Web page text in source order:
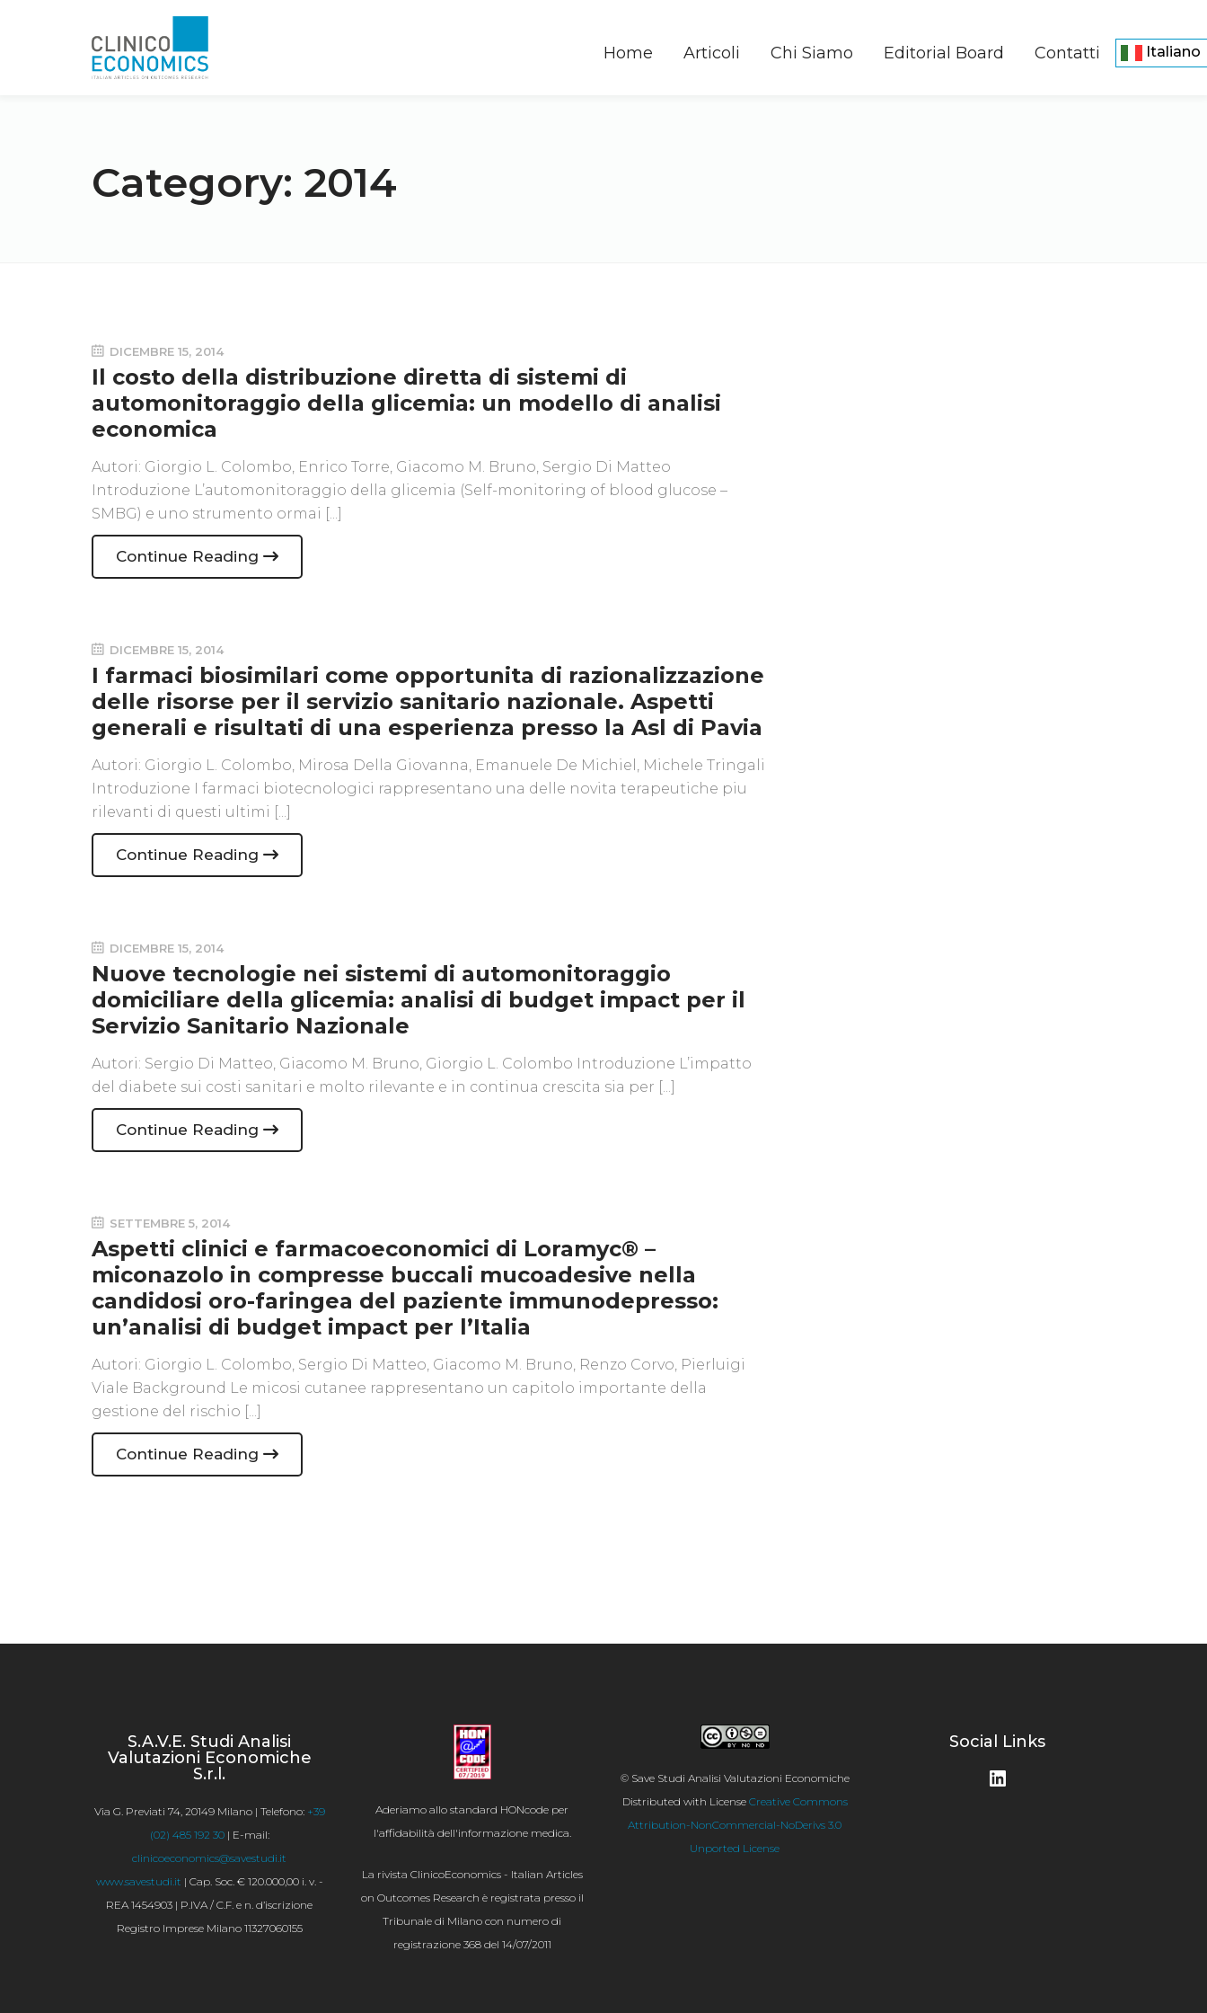
Home Articoli Chi Siamo Editorial Board Contatti Italiano
Category: 2014
DICEMBRE 15, 2014
Il costo della distribuzione diretta di sistemi di
automonitoraggio della glicemia: un modello di analisi
economica
Autori: Giorgio L. Colombo, Enrico Torre, Giacomo M. Bruno, Sergio Di Matteo
Introduzione L’automonitoraggio della glicemia (Self-monitoring of blood glucose –
SMBG) e uno strumento ormai [...]
Continue Reading
DICEMBRE 15, 2014
I farmaci biosimilari come opportunita di razionalizzazione
delle risorse per il servizio sanitario nazionale. Aspetti
generali e risultati di una esperienza presso la Asl di Pavia
Autori: Giorgio L. Colombo, Mirosa Della Giovanna, Emanuele De Michiel, Michele Tringali
Introduzione I farmaci biotecnologici rappresentano una delle novita terapeutiche piu
rilevanti di questi ultimi [...]
Continue Reading
DICEMBRE 15, 2014
Nuove tecnologie nei sistemi di automonitoraggio
domiciliare della glicemia: analisi di budget impact per il
Servizio Sanitario Nazionale
Autori: Sergio Di Matteo, Giacomo M. Bruno, Giorgio L. Colombo Introduzione L’impatto
del diabete sui costi sanitari e molto rilevante e in continua crescita sia per [...]
Continue Reading
SETTEMBRE 5, 2014
Aspetti clinici e farmacoeconomici di Loramyc® –
miconazolo in compresse buccali mucoadesive nella
candidosi oro-faringea del paziente immunodepresso:
un’analisi di budget impact per l’Italia
Autori: Giorgio L. Colombo, Sergio Di Matteo, Giacomo M. Bruno, Renzo Corvo, Pierluigi
Viale Background Le micosi cutanee rappresentano un capitolo importante della
gestione del rischio [...]
Continue Reading
S.A.V.E. Studi Analisi
Valutazioni Economiche
S.r.l.
Via G. Previati 74, 20149 Milano | Telefono: +39
(02) 485 192 30| E-mail:
clinicoeconomics@savestudi.it
www.savestudi.it | Cap. Soc. € 120.000,00 i. v. -
REA 1454903 | P.IVA / C.F. e n. d’iscrizione
Registro Imprese Milano 11327060155
Aderiamo allo standard HONcode per
l'affidabilità dell'informazione medica.
La rivista ClinicoEconomics - Italian Articles
on Outcomes Research è registrata presso il
Tribunale di Milano con numero di
registrazione 368 del 14/07/2011
© Save Studi Analisi Valutazioni Economiche
Distributed with License Creative Commons
Attribution-NonCommercial-NoDerivs 3.0
Unported License
Social Links
LinkedIn